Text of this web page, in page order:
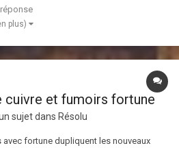
plus)
cuivre et fumoirs fortune
sujet dans Résolu
fortune dupliquent les nouveaux